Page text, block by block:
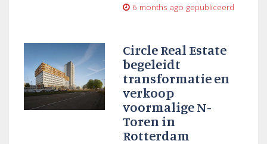
6 months ago gepubliceerd
Circle Real Estate
begeleidt
transformatie en
verkoop
voormalige N-
Toren in
Rotterdam